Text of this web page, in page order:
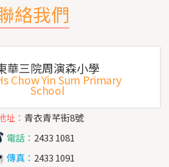
絡我們
華三院周演森小學
Chow Yin Sum Primary
School
址： 青衣青芊街8號
電話： 2433 1081
傳真： 2433 1091